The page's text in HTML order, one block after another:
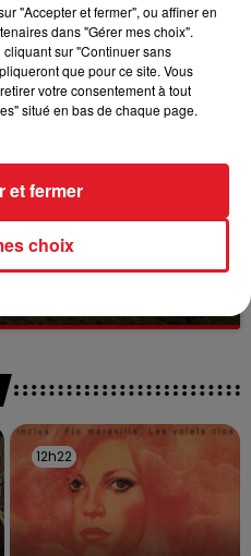
APRÈS LA...
le logement servait
LA VIE, NOYÉ À
12h22
12h22
"Accepter et fermer", ou affiner en
dans "Gérer mes choix".
sur "Continuer sans
que pour ce site. Vous
votre consentement à tout
situé en bas de chaque page.
choix
et fermer